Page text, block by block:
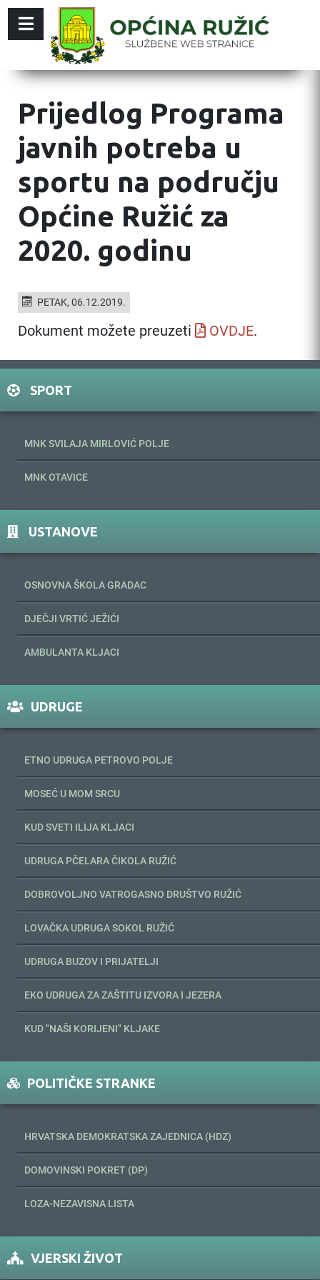
Prijedlog Programa
javnih potreba u
sportu na području
Općine Ružić za
2020. godinu
PETAK, 06.12.2019.
Dokument možete preuzeti OVDJE.
SPORT
MNK SVILAJA MIRLOVIĆ POLJE
MNK OTAVICE
USTANOVE
OSNOVNA ŠKOLA GRADAC
DJEČJI VRTIĆ JEŽIĆI
AMBULANTA KLJACI
UDRUGE
ETNO UDRUGA PETROVO POLJE
MOSEĆ U MOM SRCU
KUD SVETI ILIJA KLJACI
UDRUGA PČELARA ČIKOLA RUŽIĆ
DOBROVOLJNO VATROGASNO DRUŠTVO RUŽIĆ
LOVAČKA UDRUGA SOKOL RUŽIĆ
UDRUGA BUZOV I PRIJATELJI
EKO UDRUGA ZA ZAŠTITU IZVORA I JEZERA
KUD "NAŠI KORIJENI" KLJAKE
POLITIČKE STRANKE
HRVATSKA DEMOKRATSKA ZAJEDNICA (HDZ)
DOMOVINSKI POKRET (DP)
LOZA-NEZAVISNA LISTA
VJERSKI ŽIVOT